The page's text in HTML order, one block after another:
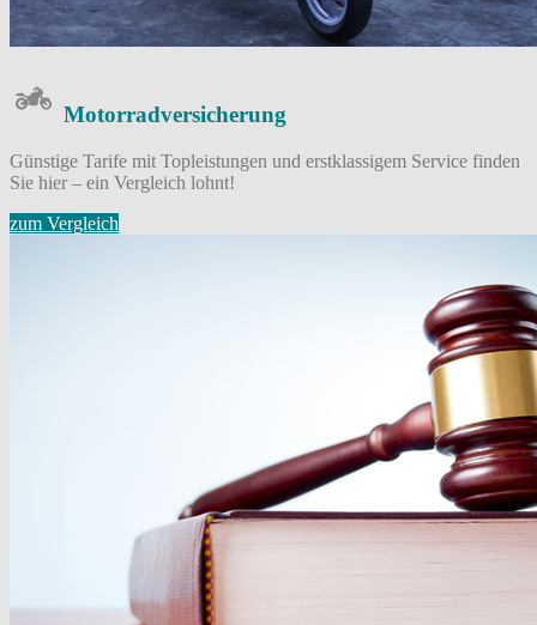
Motorrad­versicherung
Günstige Tarife mit Topleistungen und erstklassigem Service finden
Sie hier – ein Vergleich lohnt!
zum Vergleich